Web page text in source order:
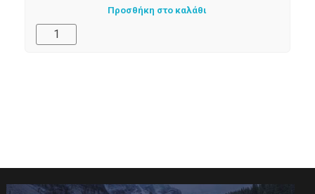
Προσθήκη στο καλάθι